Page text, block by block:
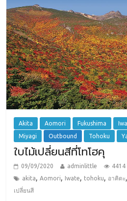
Akita Aomori Fukushima
Miyagi
Outbound Tohoku
ใบไม้เปลี่ยนสีที่โทโฮคุ
09/09/2020 adminlittle 4414
akita,Aomori, Iwate, tohoku, อาคิตะ,
เปลี่ยนสี